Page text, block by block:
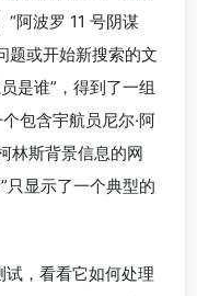
“阿波罗 11 号阴谋
题或开始新搜索的文
是谁”，得到了一组
包含宇航员尼尔·阿
林斯背景信息的网
只显示了一个典型的
试，看看它如何处理